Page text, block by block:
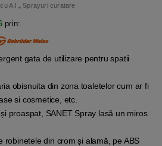
A.I. , Sprayuri curatare
prin:
gata de utilizare pentru spatii
obisnuita din zona toaletelor cum ar fi
si cosmetice, etc.
proaspat, SANET Spray lasă un miros
robinetele din crom și alamă, pe ABS